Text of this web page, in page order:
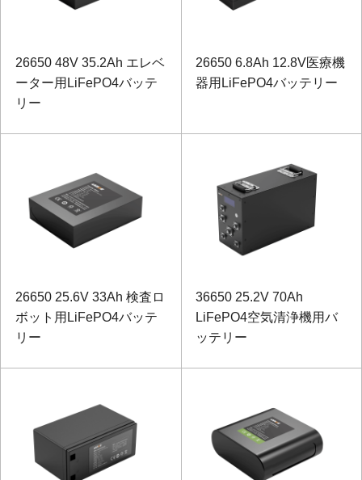
26650 48V 35.2Ah エレベ
ーター用LiFePO4バッテ
リー
26650 6.8Ah 12.8V医療機
器用LiFePO4バッテリー
26650 25.6V 33Ah 検査ロ
ボット用LiFePO4バッテ
リー
36650 25.2V 70Ah
LiFePO4空気清浄機用バ
ッテリー